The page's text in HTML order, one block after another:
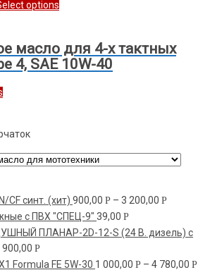
options
масло для 4-х тактных
4, SAE 10W-40
CF синт. (хит) 900,00 Р – 3 200,00 Р
с ПВХ "СПЕЦ-9" 39,00 Р
ПЛАНАР-2D-12-S (24 В. дизель) c
900,00 Р
Formula FE 5W-30 1 000,00 Р – 4 780,00 Р